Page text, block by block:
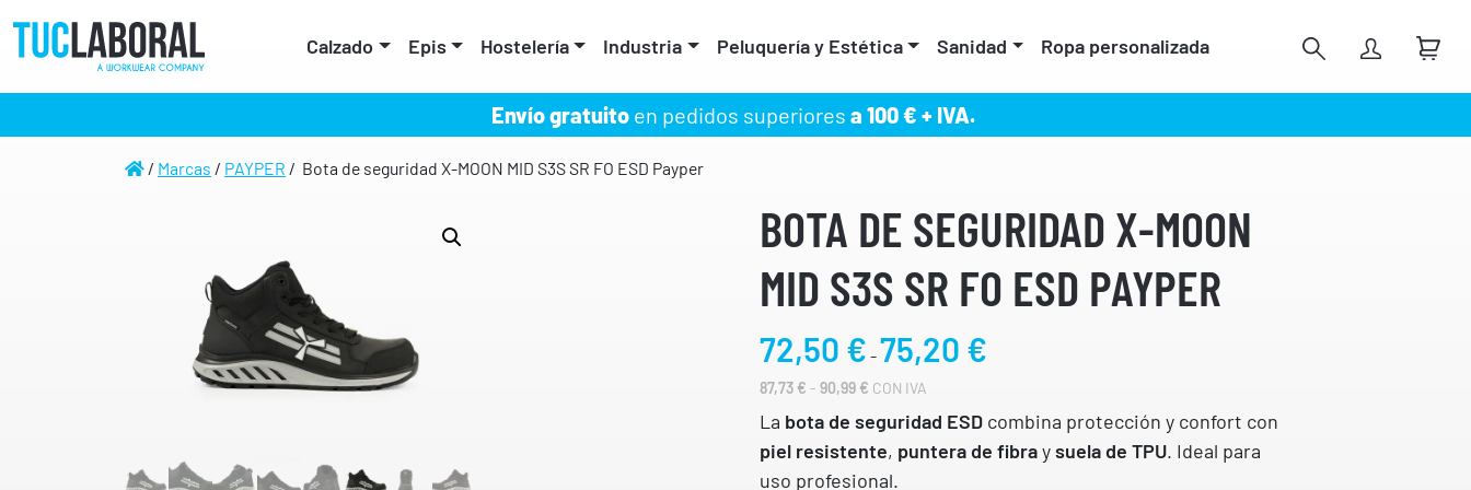
Calzado Epis Hostelería Industria Peluquería y Estética Sanidad Ropa personalizada
Envío gratuito en pedidos superiores a 100 € + IVA.
/ Marcas / PAYPER / Bota de seguridad X-MOON MID S3S SR FO ESD Payper
BOTA DE SEGURIDAD X-MOON
MID S3S SR FO ESD PAYPER
72,50 € -75,20 €
g
87,73 € - 90,99 € R
N
G
D
CON IVA
La bota de seguridad ESD combina protección y confort con
piel resistente, puntera de fibraysuela de TPU. Ideal para
uso profesional.